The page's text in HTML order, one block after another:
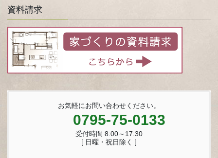
資料請求
お気軽にお問い合わせください。
0795-75-0133
受付時間 8:00～17:30
[ 日曜・祝日除く ]